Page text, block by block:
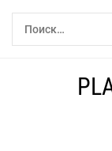
Перейти
Найти: